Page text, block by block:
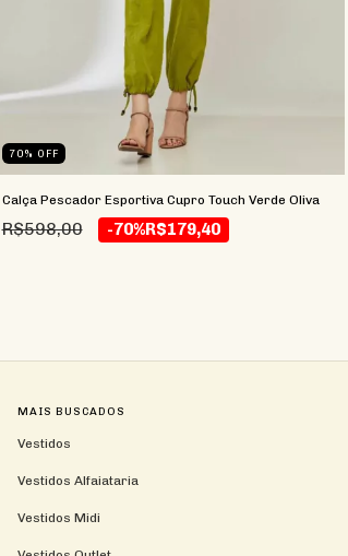
70% OFF
Calça Pescador Esportiva Cupro Touch Verde Oliva
R$598,00 -70%R$179,40
MAIS BUSCADOS
Vestidos
Vestidos Alfaiataria
Vestidos Midi